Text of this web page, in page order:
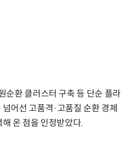
순환 클러스터 구축 등 단순 플라
어선 고품격·고품질 순환 경제
온 점을 인정받았다.